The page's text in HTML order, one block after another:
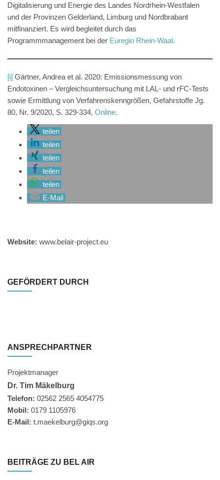
Digitalisierung und Energie des Landes Nordrhein-Westfalen
und der Provinzen Gelderland, Limburg und Nordbrabant
mitfinanziert. Es wird begleitet durch das
Programmmanagement bei der Euregio Rhein-Waal.
[i] Gärtner, Andrea et al. 2020: Emissionsmessung von
Endotoxinen – Vergleichsuntersuchung mit LAL- und rFC-Tests
sowie Ermittlung von Verfahrenskenngrößen, Gefahrstoffe Jg.
80, Nr. 9/2020, S. 329-334, Online.
teilen
teilen
teilen
teilen
teilen
E-Mail
Website: www.belair-project.eu
GEFÖRDERT DURCH
ANSPRECHPARTNER
Projektmanager
Dr. Tim Mäkelburg
Telefon: 02562 2565 4054775
Mobil: 0179 1105976
E-Mail: t.maekelburg@giqs.org
BEITRÄGE ZU BEL AIR